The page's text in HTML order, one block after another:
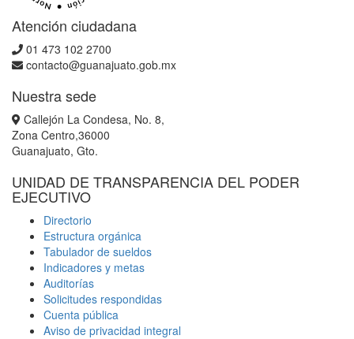
Atención ciudadana
01 473 102 2700
contacto@guanajuato.gob.mx
Nuestra sede
Callejón La Condesa, No. 8,
Zona Centro,36000
Guanajuato, Gto.
UNIDAD DE TRANSPARENCIA DEL PODER
EJECUTIVO
Directorio
Estructura orgánica
Tabulador de sueldos
Indicadores y metas
Auditorías
Solicitudes respondidas
Cuenta pública
Aviso de privacidad integral